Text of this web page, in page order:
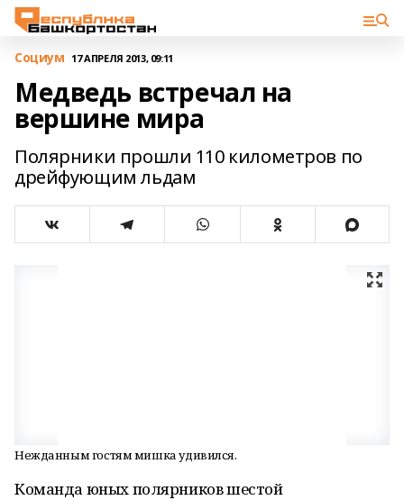
Cоциум 17 АПРЕЛЯ 2013, 09:11
Медведь встречал на
вершине мира
Полярники прошли 110 километров по
дрейфующим льдам
Нежданным гостям мишка удивился.
Команда юных полярников шестой